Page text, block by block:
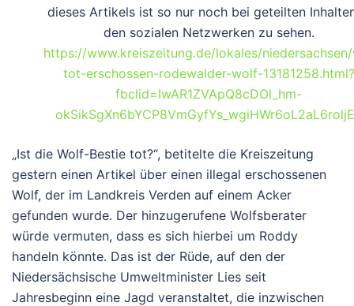
dieses Artikels ist so nur noch bei geteilten
den sozialen Netzwerken zu sehen.
https://www.kreiszeitung.de/lokales/
tot-erschossen-rodewalder-wolf-13181258.html?
fbclid=IwAR1ZVApQ8cDOl_hm-
„Ist die Wolf-Bestie tot?“, betitelte die Kreiszeitung
gestern einen Artikel über einen illegal erschossenen
Wolf, der im Landkreis Verden auf einem Acker
gefunden wurde. Der hinzugerufene Wolfsberater
würde vermuten, dass es sich hierbei um Roddy
handeln könnte. Das ist der Rüde, auf den der
Niedersächsische Umweltminister Lies seit
Jahresbeginn eine Jagd veranstaltet, die inzwischen